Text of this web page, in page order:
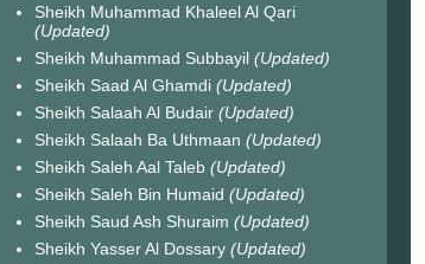
Sheikh Muhammad Khaleel Al Qari
(Updated)
Sheikh Muhammad Subbayil (Updated)
Sheikh Saad Al Ghamdi (Updated)
Sheikh Salaah Al Budair (Updated)
Sheikh Salaah Ba Uthmaan (Updated)
Sheikh Saleh Aal Taleb (Updated)
Sheikh Saleh Bin Humaid (Updated)
Sheikh Saud Ash Shuraim (Updated)
Sheikh Yasser Al Dossary (Updated)